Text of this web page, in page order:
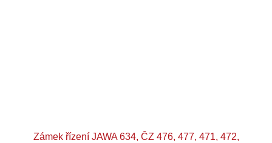
Zámek řízení JAWA 634, ČZ 476, 477, 471, 472,